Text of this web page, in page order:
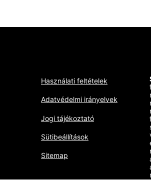
Használati feltételek
Adatvédelmi irányelvek
Jogi tájékoztató
Sütibeállítások
Sitemap